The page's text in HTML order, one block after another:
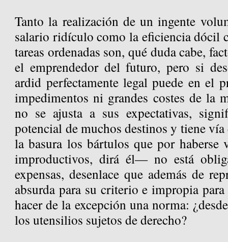
Tanto la realización de un ingente
salario ridículo como la eficiencia dócil
tareas ordenadas son, qué duda cabe,
el emprendedor del futuro, pero si
ardid perfectamente legal puede en el
impedimentos ni grandes costes de la
no se ajusta a sus expectativas,
potencial de muchos destinos y tiene
la basura los bártulos que por
improductivos, dirá él— no está
expensas, desenlace que además de
absurda para su criterio e impropia
hacer de la excepción una norma:
los utensilios sujetos de derecho?